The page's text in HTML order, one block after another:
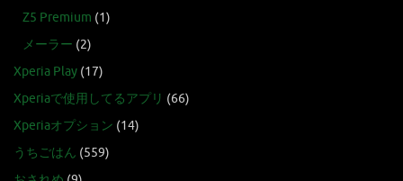
Z5 Premium (1)
メーラー (2)
Xperia Play (17)
Xperiaで使用してるアプリ (66)
Xperiaオプション (14)
うちごはん (559)